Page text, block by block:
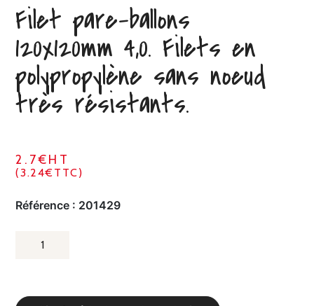
Filet pare-ballons
120x120mm 4,0. Filets en
polypropylène sans noeud
très résistants.
2.7€HT
(3.24€TTC)
Référence : 201429
QUANTITÉ